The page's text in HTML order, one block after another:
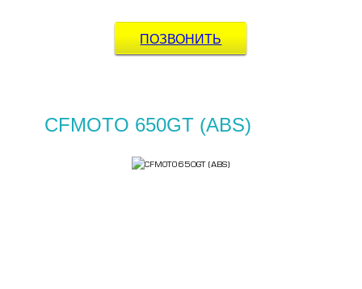
ПОЗВОНИТЬ
CFMOTO 650GT (ABS)